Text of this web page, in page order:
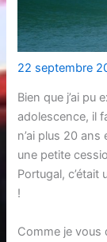
22 septembre
Bien que j’ai pu
adolescence, il
n’ai plus 20 ans
une petite
Portugal, c’était
!
Comme je vous